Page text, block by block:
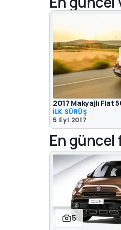
2017 Makyajlı Fiat
İLK SÜRÜŞ
5 Eyl 2017
En
5